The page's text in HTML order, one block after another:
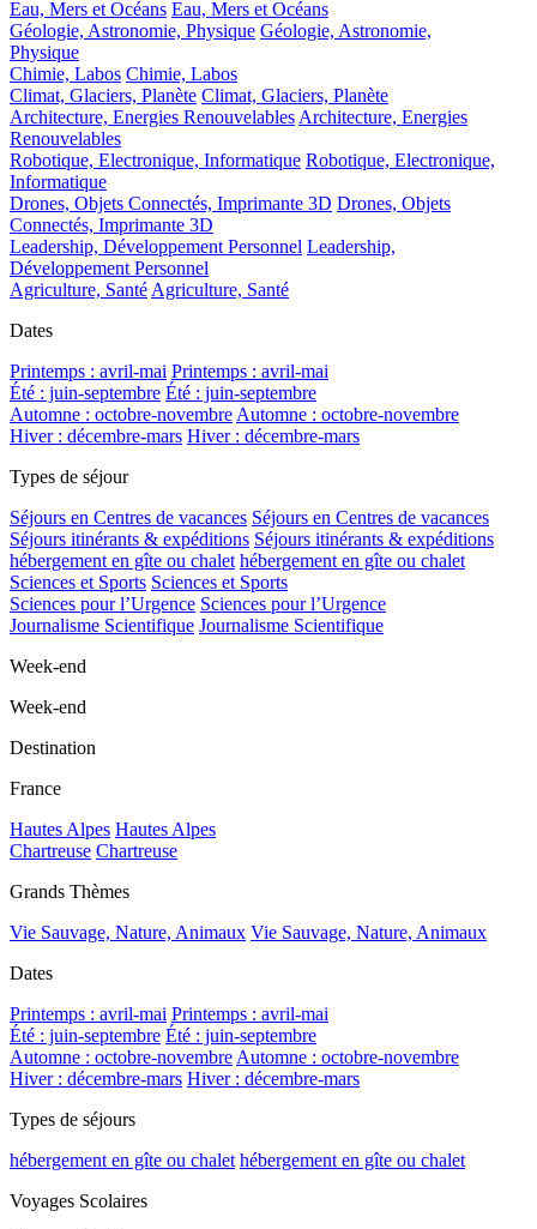
Eau, Mers et Océans Eau, Mers et Océans
Géologie, Astronomie, Physique Géologie, Astronomie,
Physique
Chimie, Labos Chimie, Labos
Climat, Glaciers, Planète Climat, Glaciers, Planète
Architecture, Energies Renouvelables Architecture, Energies
Renouvelables
Robotique, Electronique, Informatique Robotique, Electronique,
Informatique
Drones, Objets Connectés, Imprimante 3D Drones, Objets
Connectés, Imprimante 3D
Leadership, Développement Personnel Leadership,
Développement Personnel
Agriculture, Santé Agriculture, Santé
Dates
Printemps : avril-mai Printemps : avril-mai
Été : juin-septembre Été : juin-septembre
Automne : octobre-novembre Automne : octobre-novembre
Hiver : décembre-mars Hiver : décembre-mars
Types de séjour
Séjours en Centres de vacances Séjours en Centres de vacances
Séjours itinérants & expéditions Séjours itinérants & expéditions
hébergement en gîte ou chalet hébergement en gîte ou chalet
Sciences et Sports Sciences et Sports
Sciences pour l’Urgence Sciences pour l’Urgence
Journalisme Scientifique Journalisme Scientifique
Week-end
Week-end
Destination
France
Hautes Alpes Hautes Alpes
Chartreuse Chartreuse
Grands Thèmes
Vie Sauvage, Nature, Animaux Vie Sauvage, Nature, Animaux
Dates
Printemps : avril-mai Printemps : avril-mai
Été : juin-septembre Été : juin-septembre
Automne : octobre-novembre Automne : octobre-novembre
Hiver : décembre-mars Hiver : décembre-mars
Types de séjours
hébergement en gîte ou chalet hébergement en gîte ou chalet
Voyages Scolaires